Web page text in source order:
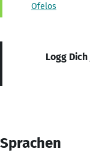
Ofelos
Logg
Sprachen